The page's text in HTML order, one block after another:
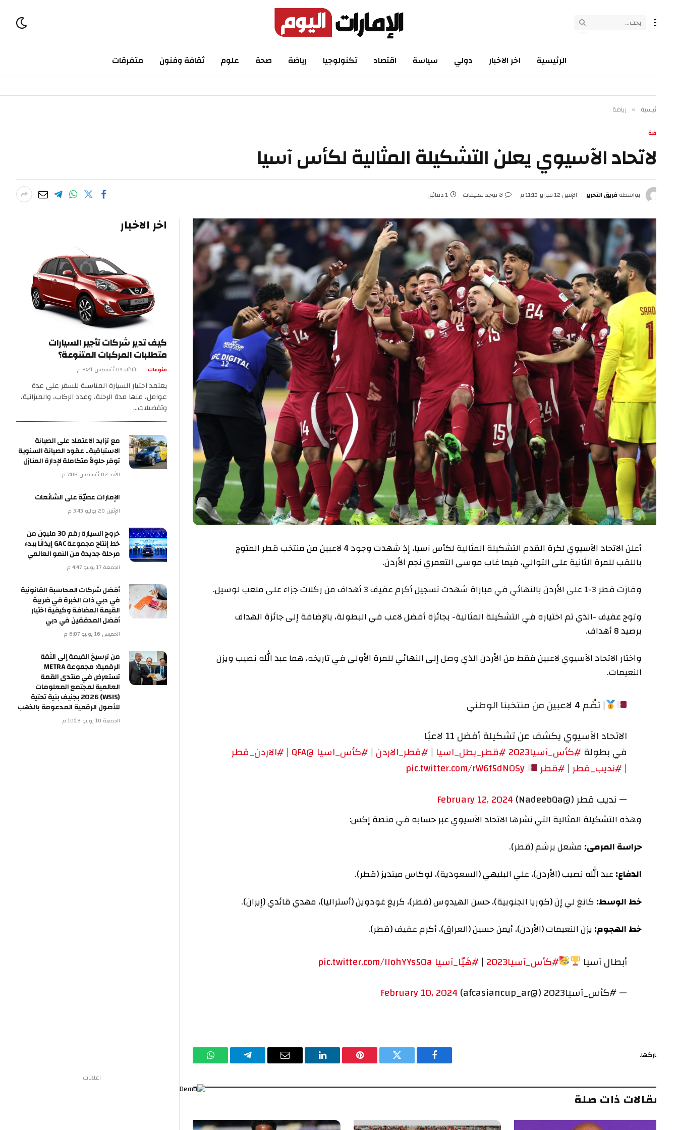
الرئيسية اخر الاخبار دولي سياسة اقتصاد تكنولوجيا رياضة صحة علوم ثقافة وفنون متفرقات
» رياضة
الآسيوي يعلن التشكيلة المثالية لكأس آسيا
بواسطة فريق التحرير الإثنين 12 فبراير 11:13 م لا توجد تعليقات 1 دقائق
أعلن الاتحاد الآسيوي لكرة القدم التشكيلة المثالية لكأس آسيا، إذ شهدت وجود 4 لاعبين من منتخب قطر المتوج
باللقب للمرة الثانية على التوالي، فيما غاب موسى التعمري نجم الأردن.
وفازت قطر 3-1 على الأردن بالنهائي في مباراة شهدت تسجيل أكرم عفيف 3 أهداف من ركلات جزاء على ملعب لوسيل.
وتوج عفيف -الذي تم اختياره في التشكيلة المثالية- بجائزة أفضل لاعب في البطولة، بالإضافة إلى جائزة الهداف
برصيد 8 أهداف.
واختار الاتحاد الآسيوي لاعبين فقط من الأردن الذي وصل إلى النهائي للمرة الأولى في تاريخه، هما عبد الله نصيب ويزن
النعيمات.
| تضُم 4 لاعبين من منتخبنا الوطني
الاتحاد الآسيوي يكشف عن تشكيلة أفضل 11 لاعبًا
في بطولة#كأس_آسيا2023 #قطر_بطل_اسيا|#قطر_الاردن|#كأس_اسيا@QFA
|#الاردن_قطر
#نديب_قطر|#قطر
pic.twitter.com/rW6f5dN0Sy
— نديب قطر (@NadeebQa)
February 12, 2024
وهذه التشكيلة المثالية التي نشرها الاتحاد الآسيوي عبر حسابه في منصة إكس:
حراسة المرمى:مشعل برشم (قطر).
الدفاع:عبد الله نصيب (الأردن)، علي البليهي (السعودية)، لوكاس مينديز (قطر).
خط الوسط:كانغ لي إن (كوريا الجنوبية)، حسن الهيدوس (قطر)، كريغ غودوين (أستراليا)، مهدي قائدي (إيران).
خط الهجوم:يزن النعيمات (الأردن)، أيمن حسين (العراق)، أكرم عفيف (قطر).
أبطال آسيا #كأس_آسيا2023 |#هَيّا_آسياpic.twitter.com/IIohYYs50a
— #كأس_آسيا2023 (@afcasiancup_ar)
February 10, 2024
فيسبوكتويتر بينتيريستلينكدإن البريد
تيلقرام واتساب
ذات صلة
اخر الاخبار
كيف تدير شركات تأجير السيارات
متطلبات المركبات المتنوعة؟
الثلاثاء 04 أغسطس 9:21 م
يعتمد اختيار السيارة المناسبة للسفر على عدة
عوامل، منها مدة الرحلة، وعدد الركاب، والميزانية،
وتفضيلات…
مع تزايد الاعتماد على الصيانة
الاستباقية.. عقود الصيانة السنوية
توفر حلولاً متكاملة لإدارة المنازل
الإمارات عصيّة على الشائعات
خروج السيارة رقم 30 مليون من
خط إنتاج مجموعة GAC إيذانًا ببدء
مرحلة جديدة من النمو العالمي
أفضل شركات المحاسبة القانونية
في دبي ذات الخبرة في ضريبة
القيمة المضافة وكيفية اختيار
أفضل المدققين في دبي
من ترسيخ القيمة إلى الثقة
الرقمية: مجموعة METRA
تستعرض في منتدى القمة
العالمية لمجتمع المعلومات
(WSIS) 2026 بجنيف بنية تحتية
للأصول الرقمية المدعومة بالذهب